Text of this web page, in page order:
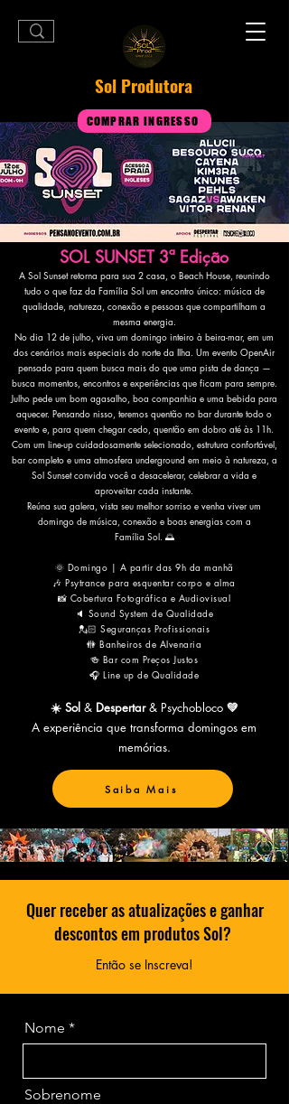
Sol Produtora
COMPRAR INGRESSO
SOL SUNSET 3ª Edição
A Sol Sunset retorna para sua 2 casa, o Beach House, reunindo
tudo o que faz da Família Sol um encontro único: música de
qualidade, natureza, conexão e pessoas que compartilham a
mesma energia.
No dia 12 de julho, viva um domingo inteiro à beira-mar, em um
dos cenários mais especiais do norte da Ilha. Um evento OpenAir
pensado para quem busca mais do que uma pista de dança —
busca momentos, encontros e experiências que ficam para sempre.
Julho pede um bom agasalho, boa companhia e uma bebida para
aquecer. Pensando nisso, teremos quentão no bar durante todo o
evento e, para quem chegar cedo, quentão em dobro até às 11h.
Com um line-up cuidadosamente selecionado, estrutura confortável,
bar completo e uma atmosfera underground em meio à natureza, a
Sol Sunset convida você a desacelerar, celebrar a vida e
aproveitar cada instante.
Reúna sua galera, vista seu melhor sorriso e venha viver um
domingo de música, conexão e boas energias com a
Família Sol. 🌅
🌞 Domingo | A partir das 9h da manhã
🎶 Psytrance para esquentar corpo e alma
📸 Cobertura Fotográfica e Audiovisual
🔈 Sound System de Qualidade
💂🏻 Seguranças Profissionais
🚻 Banheiros de Alvenaria
🍻 Bar com Preços Justos
🎧 Line up de Qualidade
☀️ Sol &Despertar& Psychobloco 💚
A experiência que transforma domingos em
memórias.
Saiba Mais
Quer receber as atualizações e ganhar
descontos em produtos Sol?
Então se Inscreva!
Nome
Sobrenome